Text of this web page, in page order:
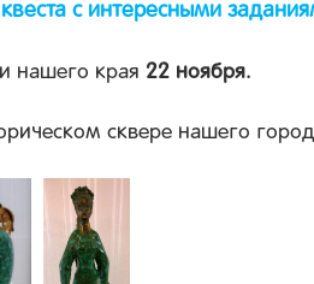
с интересными
нашего края 22 ноября.
сквере нашего